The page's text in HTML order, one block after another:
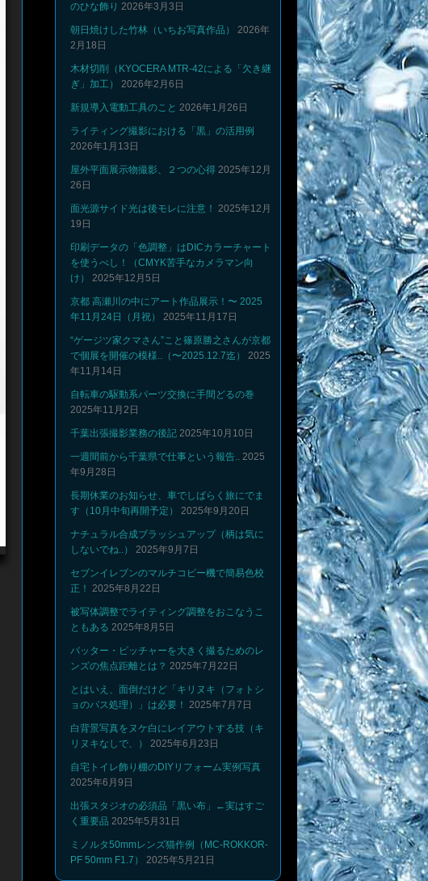
のひな飾り 2026年3月3日
朝日焼けした竹林（いちお写真作品）
2026年
2月18日
木材切削（KYOCERA MTR-42による「欠き継
ぎ」加工）
2026年2月6日
新規導入電動工具のこと 2026年1月26日
ライティング撮影における「黒」の活用例
2026年1月13日
屋外平面展示物撮影、２つの心得 2025年12月
26日
面光源サイド光は後モレに注意！ 2025年12月
19日
印刷データの「色調整」はDICカラーチャート
を使うべし！（CMYK苦手なカメラマン向
け）
2025年12月5日
京都 高瀬川の中にアート作品展示！〜 2025
年11月24日（月祝）
2025年11月17日
“ゲージツ家クマさん”こと篠原勝之さんが京都
で個展を開催の模様..（〜2025.12.7迄）
2025
年11月14日
自転車の駆動系パーツ交換に手間どるの巻
2025年11月2日
千葉出張撮影業務の後記 2025年10月10日
一週間前から千葉県で仕事という報告.. 2025
年9月28日
長期休業のお知らせ、車でしばらく旅にでま
す（10月中旬再開予定）
2025年9月20日
ナチュラル合成ブラッシュアップ（柄は気に
しないでね..）
2025年9月7日
セブンイレブンのマルチコピー機で簡易色校
正！ 2025年8月22日
被写体調整でライティング調整をおこなうこ
ともある 2025年8月5日
バッター・ピッチャーを大きく撮るためのレ
ンズの焦点距離とは？ 2025年7月22日
とはいえ、面倒だけど「キリヌキ（フォトシ
ョのパス処理）」は必要！ 2025年7月7日
白背景写真をヌケ白にレイアウトする技（キ
リヌキなしで、）
2025年6月23日
自宅トイレ飾り棚のDIYリフォーム実例写真
2025年6月9日
出張スタジオの必須品「黒い布」←実はすご
く重要品 2025年5月31日
ミノルタ50mmレンズ猫作例（MC-ROKKOR-
PF 50mm F1.7）
2025年5月21日